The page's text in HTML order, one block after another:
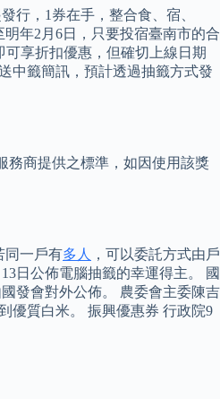
行，1券在手，整合食、宿、
年2月6日，只要投宿臺南市的合
享折扣優惠，但確切上線日期
中籤簡訊，預計透過抽籤方式發
務商提供之標準，如因使用該獎
同一戶有多人
，可以委託方式由戶
日公佈電腦抽籤的幸運得主。 國
發會對外公佈。 農委會主委陳吉
優質白米。 振興優惠券 行政院9